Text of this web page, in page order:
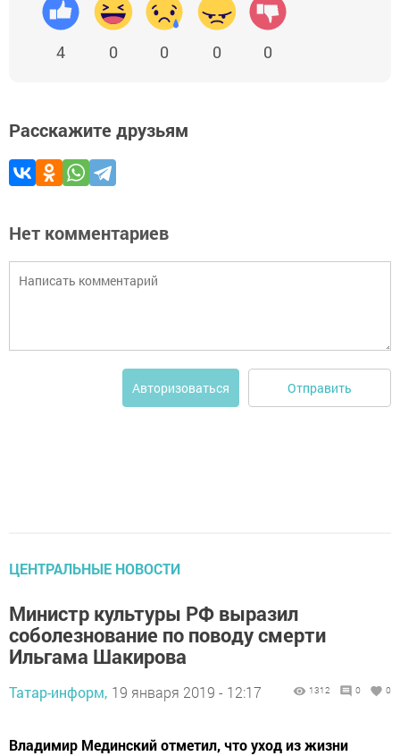
4 0 0 0 0
Расскажите друзьям
Нет комментариев
Авторизоваться Отправить
ЦЕНТРАЛЬНЫЕ НОВОСТИ
Министр культуры РФ выразил
соболезнование по поводу смерти
Ильгама Шакирова
Татар-информ, 19 января 2019 - 12:17 1312 0 0
Владимир Мединский отметил, что уход из жизни